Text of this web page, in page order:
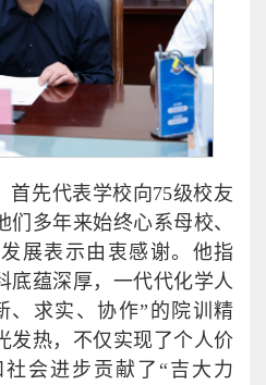
首先代表学校向75级校友
多年来始终心系母校、
展表示由衷感谢。他指
底蕴深厚，一代代化学人
、求实、协作”的院训精
发热，不仅实现了个人价
会进步贡献了“吉大力